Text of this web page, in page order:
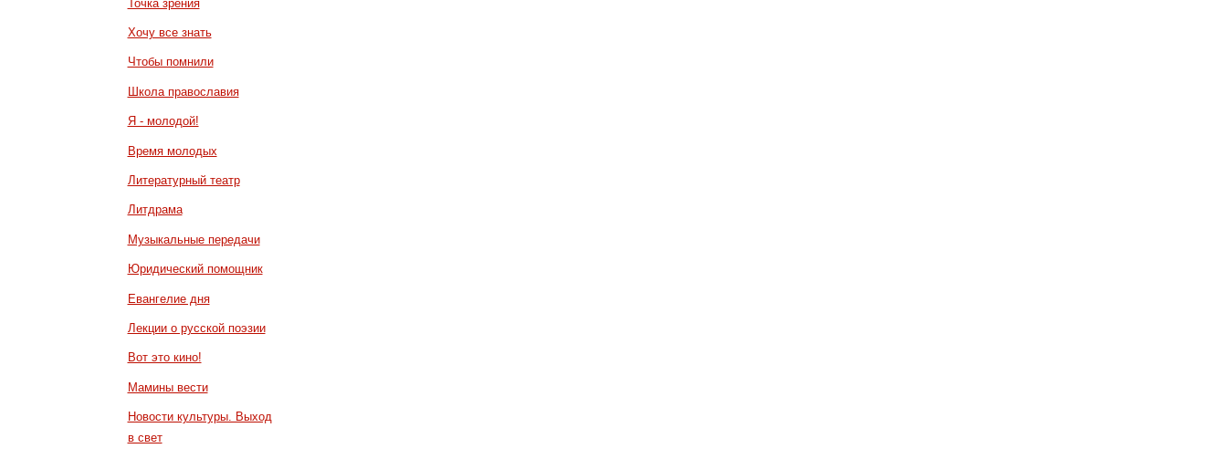
Точка зрения
Хочу все знать
Чтобы помнили
Школа православия
Я - молодой!
Время молодых
Литературный театр
Литдрама
Музыкальные передачи
Юридический помощник
Евангелие дня
Лекции о русской поэзии
Вот это кино!
Мамины вести
Новости культуры. Выход
в свет